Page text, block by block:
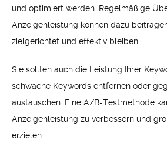
und optimiert werden. Regelmäßige
Anzeigenleistung können dazu
zielgerichtet und effektiv bleiben.
Sie sollten auch die Leistung Ihrer
schwache Keywords entfernen oder
austauschen. Eine A/B-Testmethode
Anzeigenleistung zu verbessern und
erzielen.